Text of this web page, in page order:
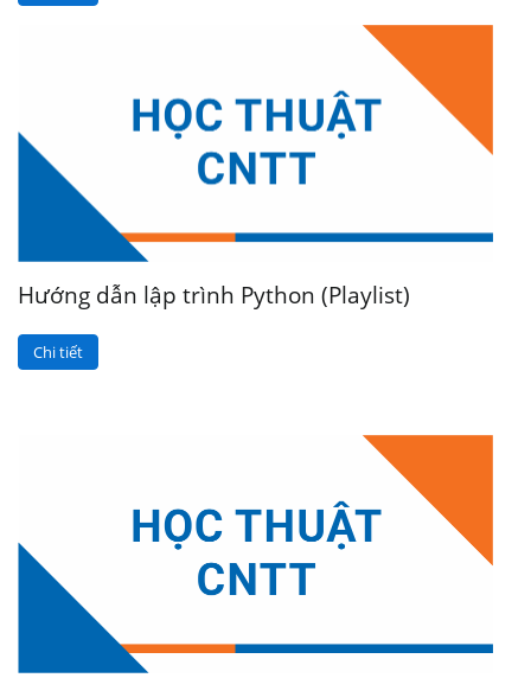
Hướng dẫn lập trình Python (Playlist)
Chi tiết